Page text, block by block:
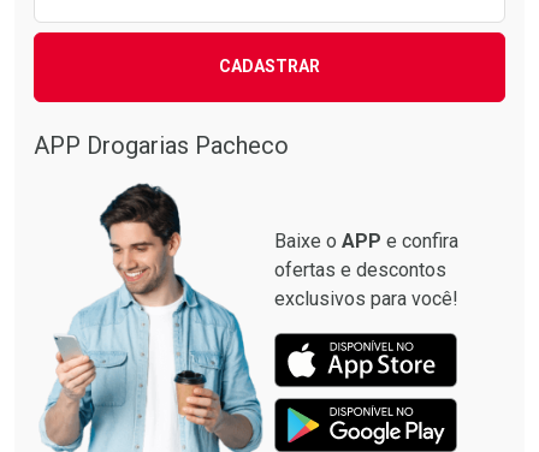
CADASTRAR
APP Drogarias Pacheco
Baixe o APP e confira
ofertas e descontos
exclusivos para você!